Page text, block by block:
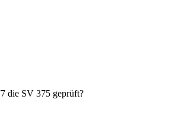
die SV 375 geprüft?